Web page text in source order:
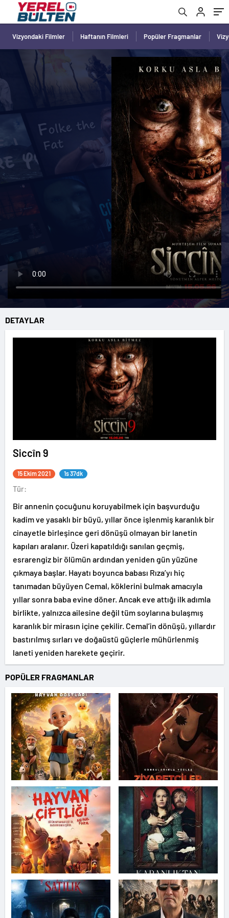
Vizyondaki Filmler Haftanın Filmleri Popüler Fragmanlar
DETAYLAR
Siccîn 9
15 Ekim 2021 1s 37dk
Tür:
Bir annenin çocuğunu koruyabilmek için başvurduğu
kadim ve yasaklı bir büyü, yıllar önce işlenmiş karanlık bir
cinayetle birleşince geri dönüşü olmayan bir lanetin
kapıları aralanır. Üzeri kapatıldığı sanılan geçmiş,
esrarengiz bir ölümün ardından yeniden gün yüzüne
çıkmaya başlar. Hayatı boyunca babası Rıza’yı hiç
tanımadan büyüyen Cemal, köklerini bulmak amacıyla
yıllar sonra baba evine döner. Ancak eve attığı ilk adımla
birlikte, yalnızca ailesine değil tüm soylarına bulaşmış
karanlık bir mirasın içine çekilir. Cemal’in dönüşü, yıllardır
bastırılmış sırları ve doğaüstü güçlerle mühürlenmiş
laneti yeniden harekete geçirir.
POPÜLER FRAGMANLAR